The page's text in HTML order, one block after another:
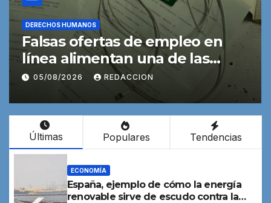
HUMANOS
ofertas de empleo en
alimentan una de las
de trata de personas
2026 REDACCION
CULTURA Y
edad
Últimas Populares Tendencias
ECONOMÍA
España, ejemplo de cómo la energía
renovable sirve de escudo contra la